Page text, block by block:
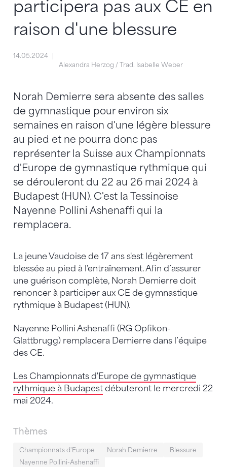
participera pas aux CE en
raison d'une blessure
14.05.2024
Alexandra Herzog / Trad. Isabelle Weber
Norah Demierre sera absente des salles
de gymnastique pour environ six
semaines en raison d'une légère blessure
au pied et ne pourra donc pas
représenter la Suisse aux Championnats
d'Europe de gymnastique rythmique qui
se dérouleront du 22 au 26 mai 2024 à
Budapest (HUN). C'est la Tessinoise
Nayenne Pollini Ashenaffi qui la
remplacera.
La jeune Vaudoise de 17 ans s'est légèrement
blessée au pied à l'entraînement. Afin d’assurer
une guérison complète, Norah Demierre doit
renoncer à participer aux CE de gymnastique
rythmique à Budapest (HUN).
Nayenne Pollini Ashenaffi (RG Opfikon-
Glattbrugg) remplacera Demierre dans l’équipe
des CE.
Les Championnats d'Europe de gymnastique
rythmique à Budapest débuteront le mercredi 22
mai 2024.
Thèmes
Championnats d'Europe Norah Demierre
Blessure
Nayenne Pollini-Ashenaffi